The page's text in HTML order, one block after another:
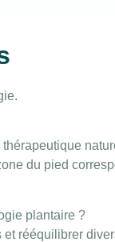
du pied
plantaire ?
rééquilibrer